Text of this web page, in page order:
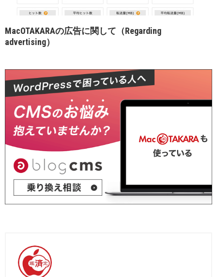
MacOTAKARAの広告に関して（Regarding
advertising）